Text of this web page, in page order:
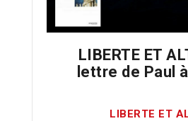
LIBERTE ET
lettre de Paul
LIBERTE ET